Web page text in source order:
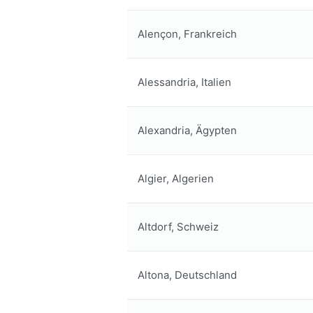
Alençon, Frankreich
Alessandria, Italien
Alexandria, Ägypten
Algier, Algerien
Altdorf, Schweiz
Altona, Deutschland